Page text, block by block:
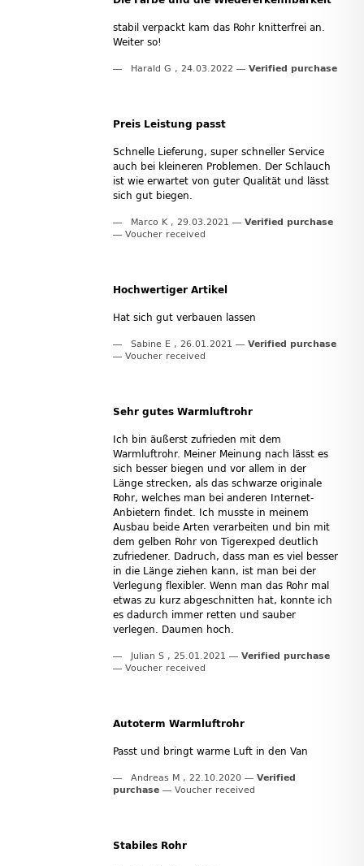
stabil verpackt kam das Rohr knitterfrei an.
Weiter so!
Harald G , 24.03.2022 Verified purchase
Preis Leistung passt
Schnelle Lieferung, super schneller Service
auch bei kleineren Problemen. Der Schlauch
ist wie erwartet von guter Qualität und lässt
sich gut biegen.
Marco K , 29.03.2021
Verified purchase
Voucher received
Hochwertiger Artikel
Hat sich gut verbauen lassen
Sabine E , 26.01.2021
Verified purchase
Voucher received
Sehr gutes Warmluftrohr
Ich bin äußerst zufrieden mit dem
Warmluftrohr. Meiner Meinung nach lässt es
sich besser biegen und vor allem in der
Länge strecken, als das schwarze originale
Rohr, welches man bei anderen Internet-
Anbietern findet. Ich musste in meinem
Ausbau beide Arten verarbeiten und bin mit
dem gelben Rohr von Tigerexped deutlich
zufriedener. Dadruch, dass man es viel besser
in die Länge ziehen kann, ist man bei der
Verlegung flexibler. Wenn man das Rohr mal
etwas zu kurz abgeschnitten hat, konnte ich
es dadurch immer retten und sauber
verlegen. Daumen hoch.
Julian S , 25.01.2021
Verified purchase
Voucher received
Autoterm Warmluftrohr
Passt und bringt warme Luft in den Van
Andreas M , 22.10.2020
Verified
purchase
Voucher received
Stabiles Rohr